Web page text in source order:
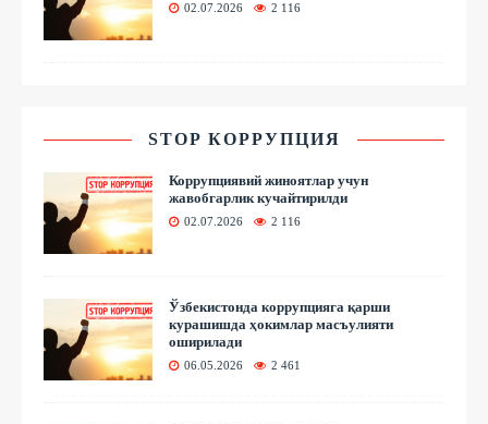
02.07.2026 2 116
STOP КОРРУПЦИЯ
Коррупциявий жиноятлар учун
жавобгарлик кучайтирилди
02.07.2026 2 116
Ўзбекистонда коррупцияга қарши
курашишда ҳокимлар масъулияти
оширилади
06.05.2026 2 461